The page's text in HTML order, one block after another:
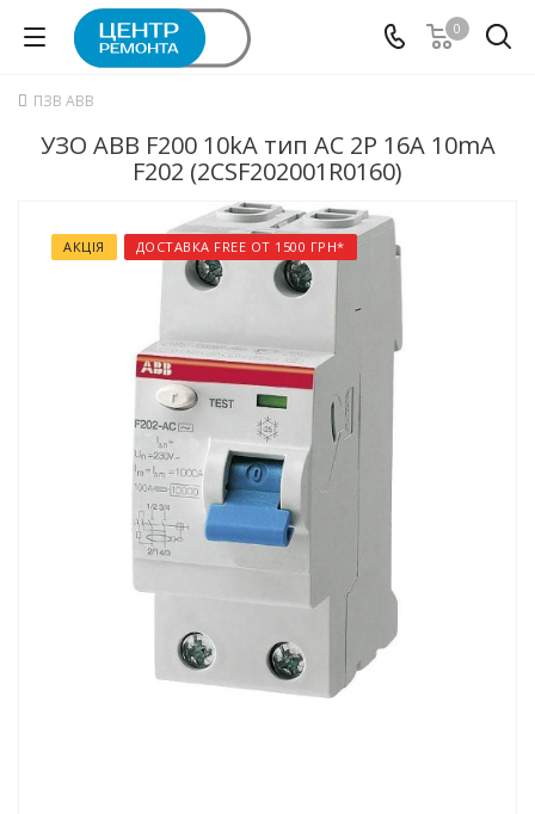
0
ПЗВ ABB
УЗО ABB F200 10kA тип АC 2P 16А 10mA
F202 (2CSF202001R0160)
АКЦІЯ ДОСТАВКА FREE ОТ 1500 ГРН*